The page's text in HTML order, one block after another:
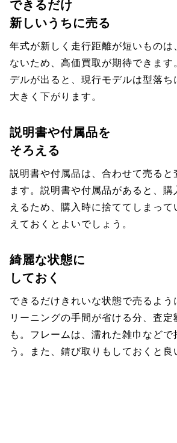
できるだけ
新しいうちに売る
年式が新しく走行距離が短いものは
ないため、高価買取が期待できま
デルが出ると、現行モデルは型落ち
大きく下がります。
説明書や付属品を
そろえる
説明書や付属品は、合わせて売ると
ます。説明書や付属品があると、購
えるため、購入時に捨ててしまって
えておくとよいでしょう。
綺麗な状態に
しておく
できるだけきれいな状態で売るよう
リーニングの手間が省ける分、査
も。フレームは、濡れた雑巾などで
う。また、錆び取りもしておくと良